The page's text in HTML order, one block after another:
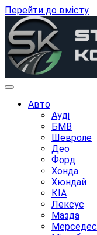
Перейти до вмісту
Авто
Ауді
БМВ
Шевроле
Део
Форд
Хонда
Хюндай
КІА
Лексус
Мазда
Мерседес